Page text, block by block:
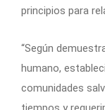
principios para
“Según
humano,
comunidades